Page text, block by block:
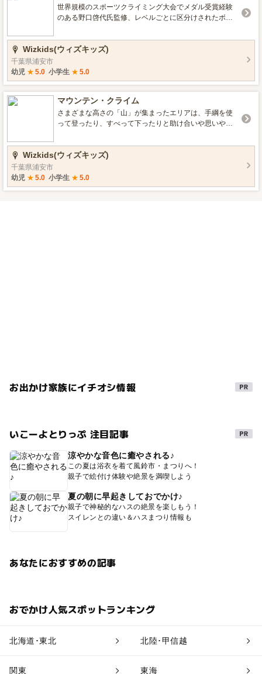
世界規模のスポーツクライミング大会でメダル受賞経験
のある野口啓代氏監修、レベルごとに区分けされたボル
判断力を養うことができます。
Wizkids(ウィズキッズ)
千葉県浦安市
幼児 ★ 5.0 小学生 ★ 5.0
マウンテン・クライム
さまざまな高さの「山」が集まったエリアは、手綱を使
って登ったり、すべって下ったりと助け合いや思いやり
Wizkids(ウィズキッズ)
千葉県浦安市
幼児 ★ 5.0 小学生 ★ 5.0
お出かけ家族にイチオシ情報
いこーよとりっぷ 注目記事
涼やかな音色に癒やされる♪
この夏は浴衣を着て風鈴市・まつりへ！
親子で絵付け体験や絶景を満喫しよう
夏の朝に早起きしておでかけ♪
親子で神秘的なハスの絶景を楽しもう！
スイレンとの違い＆ハスまつり情報も
あなたにおすすめの記事
おでかけ人気スポットランキング
北海道･東北 北陸･甲信越
関東 東海